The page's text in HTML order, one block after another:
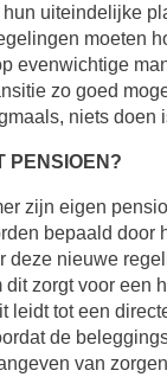
uiteindelijke
moeten
evenwichtige
zo goed
niets doen
PENSIOEN?
zijn eigen
bepaald door
nieuwe
zorgt voor een
tot een
de
van